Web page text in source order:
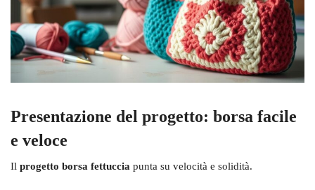
Presentazione del progetto: borsa facile
e veloce
Il progetto borsa fettuccia punta su velocità e solidità.